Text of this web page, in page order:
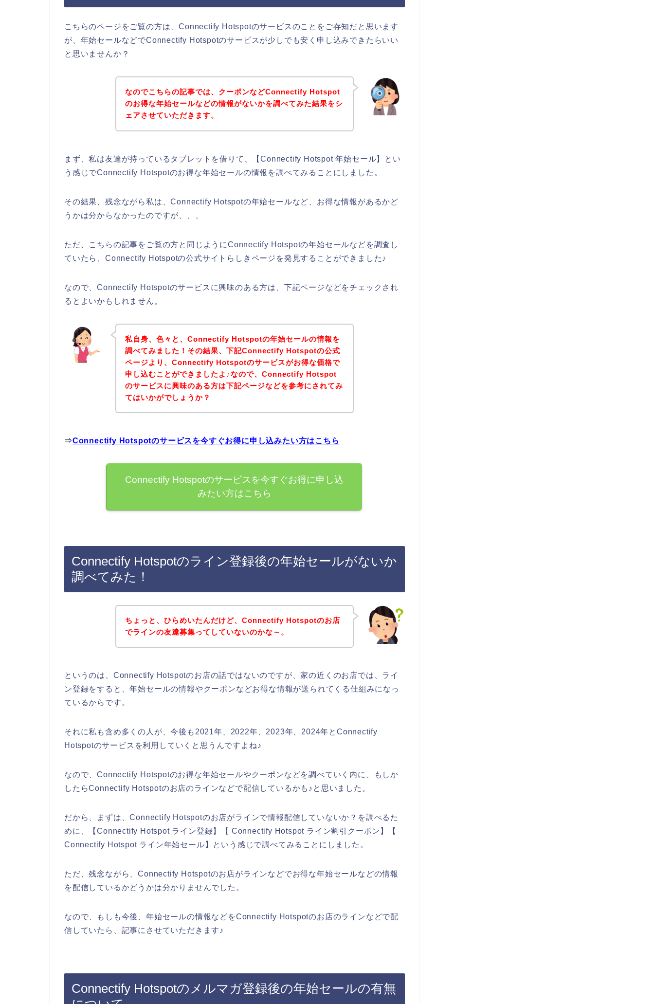
こちらのページをご覧の方は、Connectify Hotspotのサービスのことをご存知だと思います
が、年始セールなどでConnectify Hotspotのサービスが少しでも安く申し込みできたらいい
と思いませんか？
なのでこちらの記事では、クーポンなどConnectify Hotspot
のお得な年始セールなどの情報がないかを調べてみた結果をシ
ェアさせていただきます。
まず、私は友達が持っているタブレットを借りて、【Connectify Hotspot 年始セール】とい
う感じでConnectify Hotspotのお得な年始セールの情報を調べてみることにしました。
その結果、残念ながら私は、Connectify Hotspotの年始セールなど、お得な情報があるかど
うかは分からなかったのですが、、、
ただ、こちらの記事をご覧の方と同じようにConnectify Hotspotの年始セールなどを調査し
ていたら、Connectify Hotspotの公式サイトらしきページを発見することができました♪
なので、Connectify Hotspotのサービスに興味のある方は、下記ページなどをチェックされ
るとよいかもしれません。
私自身、色々と、Connectify Hotspotの年始セールの情報を
調べてみました！その結果、下記Connectify Hotspotの公式
ページより、Connectify Hotspotのサービスがお得な価格で
申し込むことができましたよ♪なので、Connectify Hotspot
のサービスに興味のある方は下記ページなどを参考にされてみ
てはいかがでしょうか？
⇒Connectify Hotspotのサービスを今すぐお得に申し込みたい方はこちら
Connectify Hotspotのサービスを今すぐお得に申し込
みたい方はこちら
Connectify Hotspotのライン登録後の年始セールがないか
調べてみた！
ちょっと、ひらめいたんだけど、Connectify Hotspotのお店
でラインの友達募集ってしていないのかな～。
というのは、Connectify Hotspotのお店の話ではないのですが、家の近くのお店では、ライ
ン登録をすると、年始セールの情報やクーポンなどお得な情報が送られてくる仕組みになっ
ているからです。
それに私も含め多くの人が、今後も2021年、2022年、2023年、2024年とConnectify
Hotspotのサービスを利用していくと思うんですよね♪
なので、Connectify Hotspotのお得な年始セールやクーポンなどを調べていく内に、もしか
したらConnectify Hotspotのお店のラインなどで配信しているかも♪と思いました。
だから、まずは、Connectify Hotspotのお店がラインで情報配信していないか？を調べるた
めに、【Connectify Hotspot ライン登録】【 Connectify Hotspot ライン割引クーポン】【
Connectify Hotspot ライン年始セール】という感じで調べてみることにしました。
ただ、残念ながら、Connectify Hotspotのお店がラインなどでお得な年始セールなどの情報
を配信しているかどうかは分かりませんでした。
なので、もしも今後、年始セールの情報などをConnectify Hotspotのお店のラインなどで配
信していたら、記事にさせていただきます♪
Connectify Hotspotのメルマガ登録後の年始セールの有無